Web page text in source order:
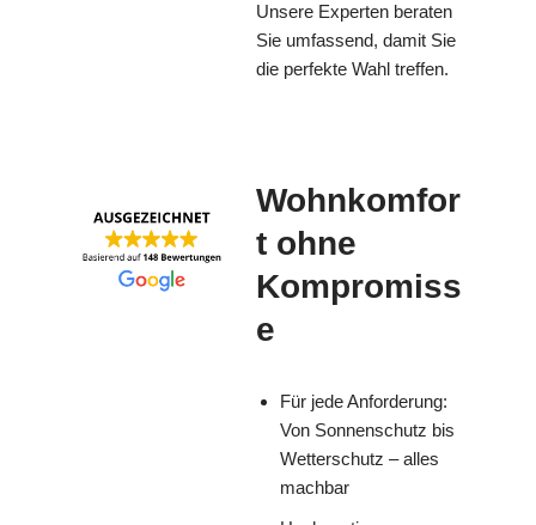
Unsere Experten beraten
Sie umfassend, damit Sie
die perfekte Wahl treffen.
Wohnkomfor
t ohne
Kompromiss
e
Für jede Anforderung:
Von Sonnenschutz bis
Wetterschutz – alles
machbar